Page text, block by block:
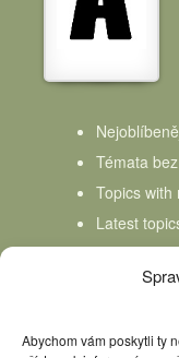
Abychom vám poskytli ty
Témata
Topics with
Latest
Topics